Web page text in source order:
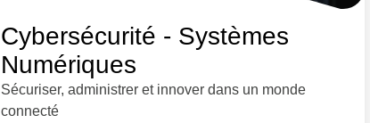
Cybersécurité - Systèmes
Numériques
Sécuriser, administrer et innover dans un monde
connecté